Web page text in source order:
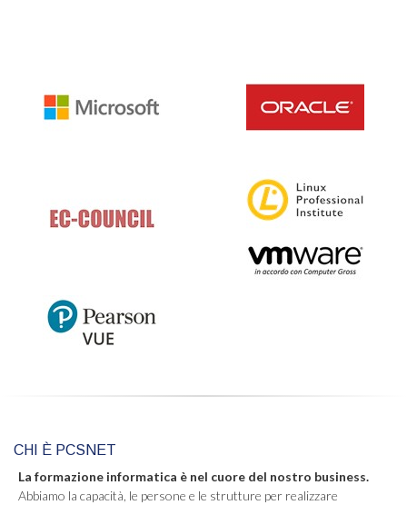
CHI È PCSNET
La formazione informatica è nel cuore del nostro business.
Abbiamo la capacità, le persone e le strutture per realizzare